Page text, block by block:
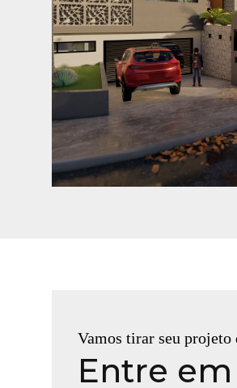
Casa DA
Jaraguá do Sul - SC
Vamos tirar seu projeto
Entre